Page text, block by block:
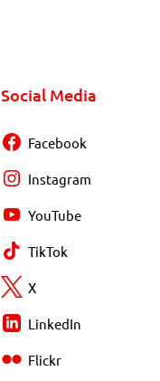
Social Media
Facebook
Instagram
YouTube
TikTok
X
LinkedIn
Flickr